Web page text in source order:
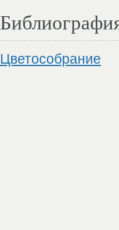
Цветособрание